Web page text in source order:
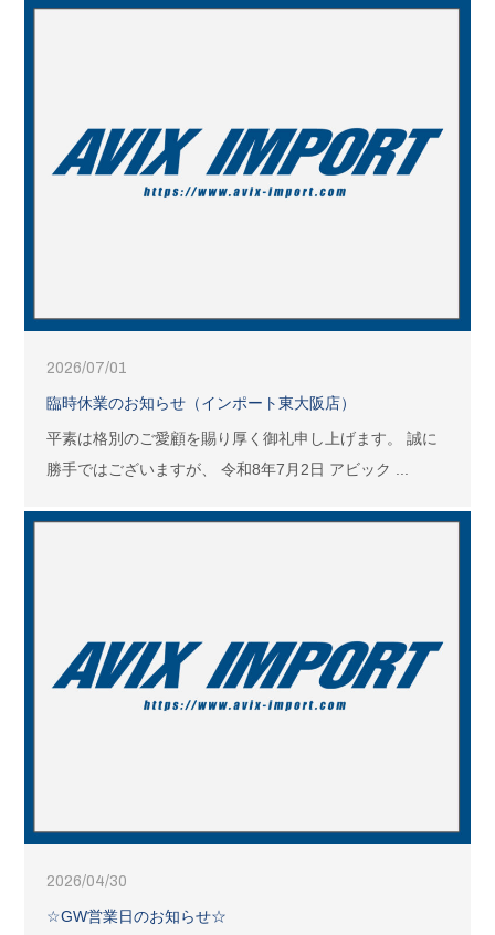
2026/07/01
臨時休業のお知らせ（インポート東大阪店）
平素は格別のご愛顧を賜り厚く御礼申し上げます。 誠に
勝手ではございますが、 令和8年7月2日 アビック ...
2026/04/30
☆GW営業日のお知らせ☆